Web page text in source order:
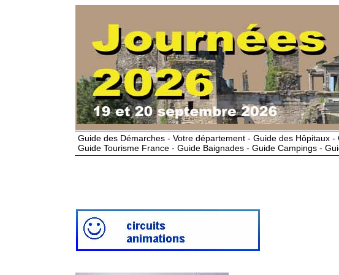
Guide des Démarches - Votre département - Guide des Hôpitaux
Guide Tourisme France - Guide Baignades - Guide Campings -